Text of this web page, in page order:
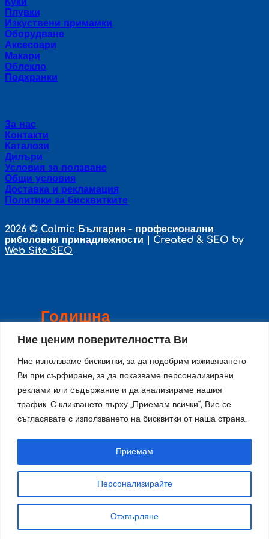
Ние ценим поверителността Ви
Ние използваме бисквитки, за да подобрим изживяването
Ви при сърфиране, за да показваме персонализирани
реклами или съдържание и да анализираме нашия
трафик. С кликването върху „Приемам всички“, Вие се
съгласявате с използването на бисквитки от наша страна.
Персонализирайте
Отхвърляне
Приемам
Плувки
Изкуствени примамки
Оборудване
Аксесоари
Макари
Облекло
Подхранки
За нас
Контакти
Каталози
Дилъри
Условия за ползване
Общи условия
Доставка и рекламация
Политики за бисквитките
2026 © Colmic България - професионални
риболовни принадлежности | Created & SEO by
Web Site SEO
Годишна
инвентаризация
Уважаеми Клиенти,
Поради годишна инвентаризация в
няма да работят с клиенти, и няма да
се изпращат поръчки.
Направените поръчки в този период
реда на тяхното получаване.
Благодарим за разбирането и се
неудобство!